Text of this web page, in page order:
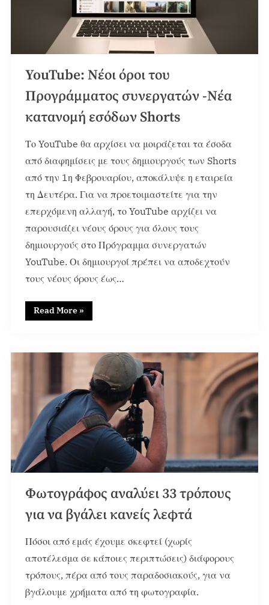
YouTube: Νέοι όροι του
Προγράμματος συνεργατών -Νέα
κατανομή εσόδων Shorts
Το YouTube θα αρχίσει να μοιράζεται τα έσοδα
από διαφημίσεις με τους δημιουργούς των Shorts
από την 1η Φεβρουαρίου, αποκάλυψε η εταιρεία
τη Δευτέρα. Για να προετοιμαστείτε για την
επερχόμενη αλλαγή, το YouTube αρχίζει να
παρουσιάζει νέους όρους για όλους τους
δημιουργούς στο Πρόγραμμα συνεργατών
YouTube. Οι δημιουργοί πρέπει να αποδεχτούν
τους νέους όρους έως…
Read More »
Content
Φωτογράφος αναλύει 33 τρόπους
για να βγάλει κανείς λεφτά
Πόσοι από εμάς έχουμε σκεφτεί (χωρίς
αποτέλεσμα σε κάποιες περιπτώσεις) διάφορους
τρόπους, πέρα από τους παραδοσιακούς, για να
βγάλουμε χρήματα από τη φωτογραφία.